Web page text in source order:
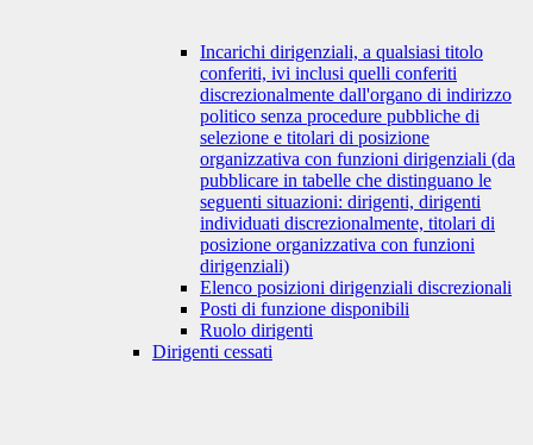
Incarichi dirigenziali, a qualsiasi titolo
conferiti, ivi inclusi quelli conferiti
discrezionalmente dall'organo di indirizzo
politico senza procedure pubbliche di
selezione e titolari di posizione
organizzativa con funzioni dirigenziali (da
pubblicare in tabelle che distinguano le
seguenti situazioni: dirigenti, dirigenti
individuati discrezionalmente, titolari di
posizione organizzativa con funzioni
dirigenziali)
Elenco posizioni dirigenziali discrezionali
Posti di funzione disponibili
Ruolo dirigenti
Dirigenti cessati